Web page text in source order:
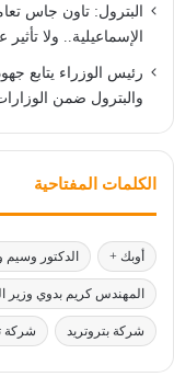
البترول: تاون جاس
الإسماعيلية.. ولا
رئيس الوزراء يتابع
والبترول ضمن الوزارات
الكلمات المفتاحية
أوبك + الدكتور وسيم
المهندس كريم بدوي وزير
شركة بتروتريد شركة